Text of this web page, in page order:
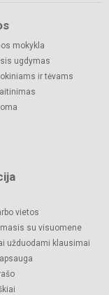
mokykla
ugdymas
ir tėvams
vietos
su visuomene
užduodami klausimai